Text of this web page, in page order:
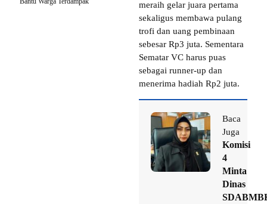
meraih gelar juara pertama
sekaligus membawa pulang
trofi dan uang pembinaan
sebesar Rp3 juta. Sementara
Sematar VC harus puas
sebagai runner-up dan
menerima hadiah Rp2 juta.
Baca
Juga
Komisi
4
Minta
Dinas